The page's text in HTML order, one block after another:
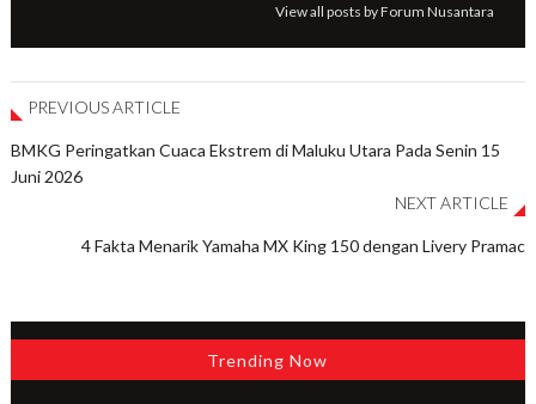
View all posts by Forum Nusantara
PREVIOUS ARTICLE
BMKG Peringatkan Cuaca Ekstrem di Maluku Utara Pada Senin 15
Juni 2026
NEXT ARTICLE
4 Fakta Menarik Yamaha MX King 150 dengan Livery Pramac
Trending Now